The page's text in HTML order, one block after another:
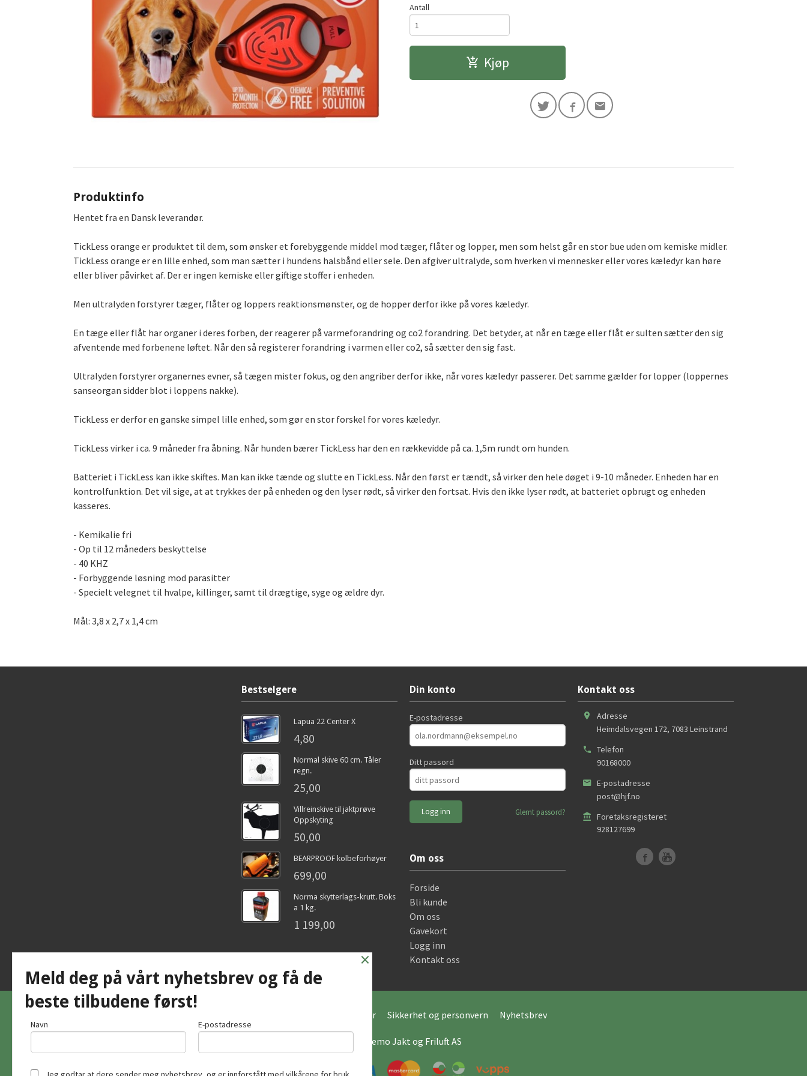
Antall
Kjøp
Produktinfo
Hentet fra en Dansk leverandør.
TickLess orange er produktet til dem, som ønsker et forebyggende middel mod tæger, flåter og lopper, men som helst går en stor bue uden om kemiske midler.
TickLess orange er en lille enhed, som man sætter i hundens halsbånd eller sele. Den afgiver ultralyde, som hverken vi mennesker eller vores kæledyr kan høre
eller bliver påvirket af. Der er ingen kemiske eller giftige stoffer i enheden.
Men ultralyden forstyrer tæger, flåter og loppers reaktionsmønster, og de hopper derfor ikke på vores kæledyr.
En tæge eller flåt har organer i deres forben, der reagerer på varmeforandring og co2 forandring. Det betyder, at når en tæge eller flåt er sulten sætter den sig
afventende med forbenene løftet. Når den så registerer forandring i varmen eller co2, så sætter den sig fast.
Ultralyden forstyrer organernes evner, så tægen mister fokus, og den angriber derfor ikke, når vores kæledyr passerer. Det samme gælder for lopper (loppernes
sanseorgan sidder blot i loppens nakke).
TickLess er derfor en ganske simpel lille enhed, som gør en stor forskel for vores kæledyr.
TickLess virker i ca. 9 måneder fra åbning. Når hunden bærer TickLess har den en rækkevidde på ca. 1,5m rundt om hunden.
Batteriet i TickLess kan ikke skiftes. Man kan ikke tænde og slutte en TickLess. Når den først er tændt, så virker den hele døget i 9-10 måneder. Enheden har en
kontrolfunktion. Det vil sige, at at trykkes der på enheden og den lyser rødt, så virker den fortsat. Hvis den ikke lyser rødt, at batteriet opbrugt og enheden
kasseres.
- Kemikalie fri
- Op til 12 måneders beskyttelse
- 40 KHZ
- Forbyggende løsning mod parasitter
- Specielt velegnet til hvalpe, killinger, samt til drægtige, syge og ældre dyr.
​​​​​​​Mål: 3,8 x 2,7 x 1,4 cm
Bestselgere
Lapua 22 Center X
4,80
Normal skive 60 cm. Tåler
regn.
25,00
Villreinskive til jaktprøve
Oppskyting
50,00
BEARPROOF kolbeforhøyer
699,00
Norma skytterlags-krutt. Boks
a 1 kg.
1 199,00
Din konto
E-postadresse
Ditt passord
Glemt passord?
Om oss
Forside
Bli kunde
Om oss
Gavekort
Logg inn
Kontakt oss
Kontakt oss
Adresse
Heimdalsvegen 172, 7083 Leinstrand
Telefon
90168000
E-postadresse
post@hjf.no
Foretaksregisteret
928127699
Kjøpsbetingelser Sikkerhet og personvern Nyhetsbrev
© Hagemo Jakt og Friluft AS
×
Meld deg på vårt nyhetsbrev og få de
beste tilbudene først!
Navn E-postadresse